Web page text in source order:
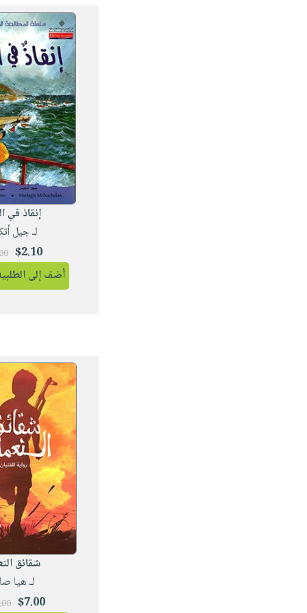
إنقاذ في
لـ جيل
$2.10
أضف إلى
شقائق
لـ هيا
$7.00